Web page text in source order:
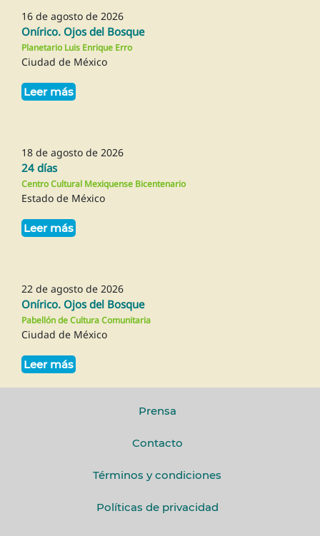
16 de agosto de 2026
Onírico. Ojos del Bosque
Planetario Luis Enrique Erro
Ciudad de México
Leer más
18 de agosto de 2026
24 días
Centro Cultural Mexiquense Bicentenario
Estado de México
Leer más
22 de agosto de 2026
Onírico. Ojos del Bosque
Pabellón de Cultura Comunitaria
Ciudad de México
Leer más
Prensa
Contacto
Términos y condiciones
Políticas de privacidad